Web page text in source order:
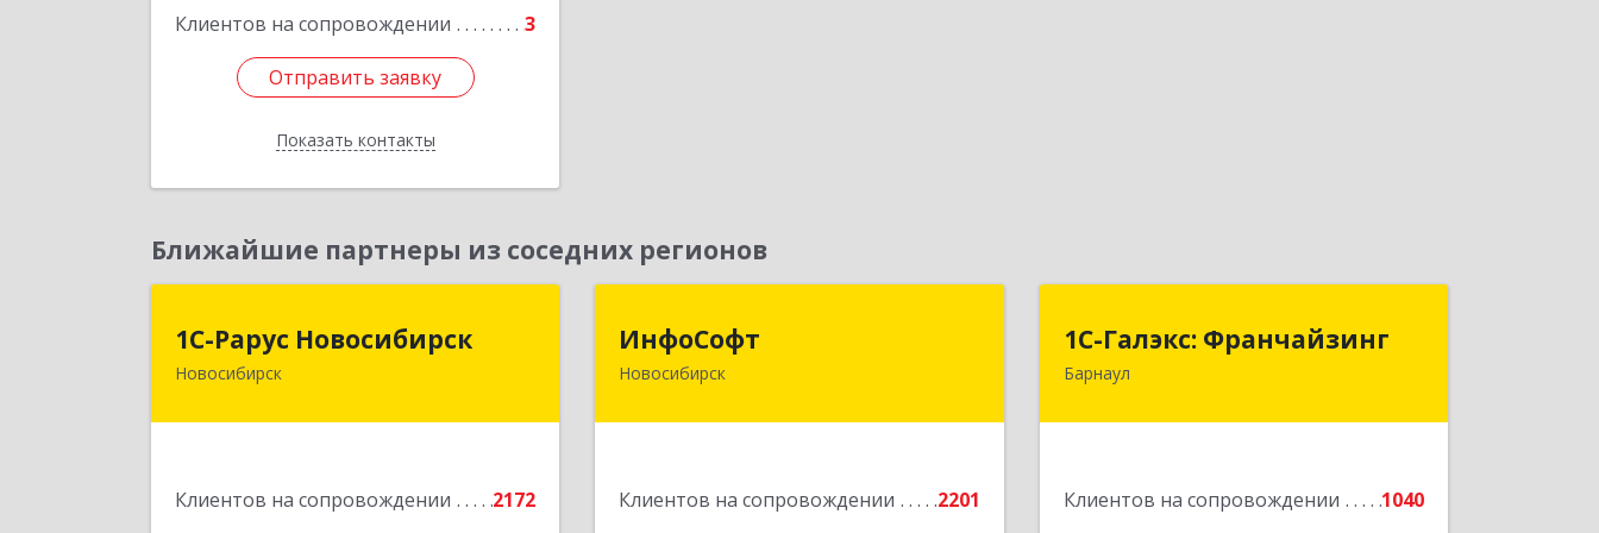
Клиентов на сопровождении 3
Отправить заявку
Показать контакты
Отправить заявку
Назад
Ближайшие партнеры из соседних регионов
1С-Рарус Новосибирск
Новосибирск
Клиентов на сопровождении
2172
1С-Рарус Новосибирск
630015, Новосибирская обл,
ИнфоСофт
Новосибирск
Клиентов на сопровождении
2201
630091, Новосибирская обл,
1С-Галэкс: Франчайзинг
Барнаул
Клиентов на сопровождении
1040
1С-Галэкс: Франчайзинг
656015, Алтайский край, Барнаул г,